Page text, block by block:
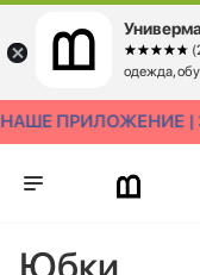
ПРИЛОЖЕНИЕ |
☆☆☆☆☆
★★★★★
одежда,